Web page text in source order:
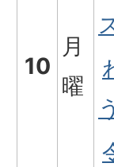
10
月
曜